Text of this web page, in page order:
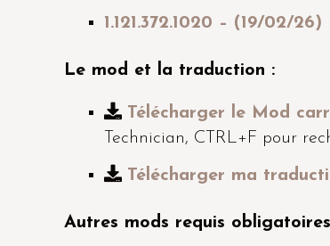
1.121.372.1020 – (19/02/26)
Le mod et la traduction :
Télécharger le Mod
Technician, CTRL+F pour
Télécharger ma
Autres mods requis